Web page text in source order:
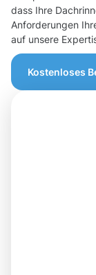
dass Ihre
Anforderungen
auf unsere
Kostenloses